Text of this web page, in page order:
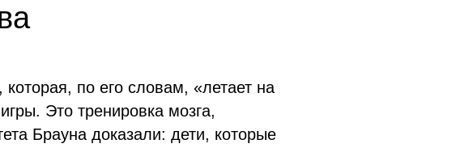
по его словам, «летает на
Это тренировка мозга,
Брауна доказали: дети, которые